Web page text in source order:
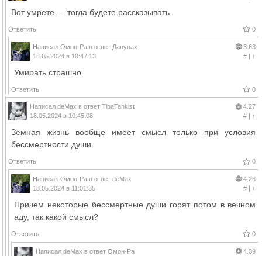
Вот умрете — тогда будете рассказывать.
Ответить 0
Написал Омон-Ра в ответ Данунах
18.05.2024 в 10:47:13
3.63
#| ↑
Умирать страшно.
Ответить 0
Написал deMax в ответ TipaTankist
18.05.2024 в 10:45:08
4.27
#| ↑
Земная жизнь вообще имеет смысл только при условия
бессмертности души.
Ответить 0
Написал Омон-Ра в ответ deMax
18.05.2024 в 11:01:35
4.26
#| ↑
Причем некоторые бессмертные души горят потом в вечном
аду, так какой смысл?
Ответить 0
Написал deMax в ответ Омон-Ра
4.39